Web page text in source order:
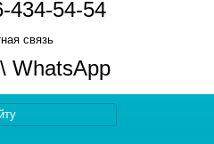
434-54-54
связь
WhatsApp